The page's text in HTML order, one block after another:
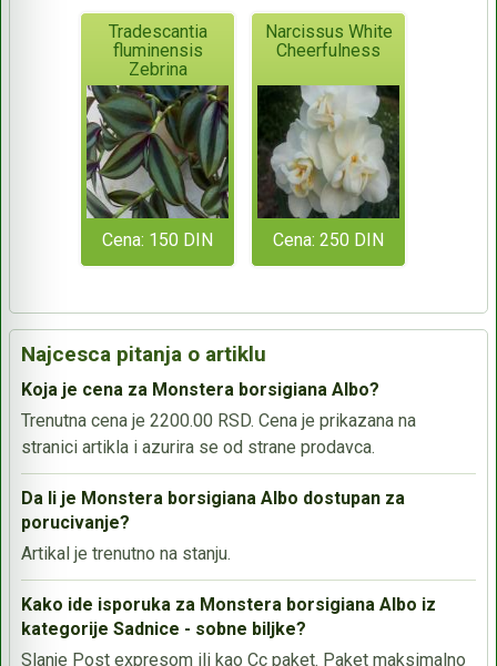
Tradescantia
fluminensis
Zebrina
Cena: 150 DIN
Narcissus White
Cheerfulness
Cena: 250 DIN
Najcesca pitanja o artiklu
Koja je cena za Monstera borsigiana Albo?
Trenutna cena je 2200.00 RSD. Cena je prikazana na
stranici artikla i azurira se od strane prodavca.
Da li je Monstera borsigiana Albo dostupan za
porucivanje?
Artikal je trenutno na stanju.
Kako ide isporuka za Monstera borsigiana Albo iz
kategorije Sadnice - sobne biljke?
Slanje Post expresom ili kao Cc paket. Paket maksimalno